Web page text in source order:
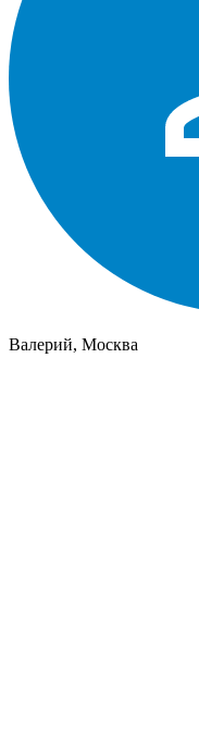
Валерий, Москва